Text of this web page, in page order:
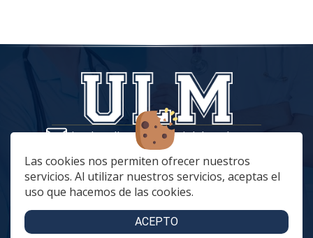
Las cookies nos permiten ofrecer nuestros
servicios. Al utilizar nuestros servicios, aceptas el
uso que hacemos de las cookies.
ACEPTO
tiendaonline@vestuariolaboralmc.com
928 67 70 47
lunes a Jueves: 8:00 a 16:00 | viernes: 8:00 a 15:00
C. Betania, 57, 35018 Las Palmas de Gran Canaria
C. Archivero Joaquín Blanco Montesdeoca, 20